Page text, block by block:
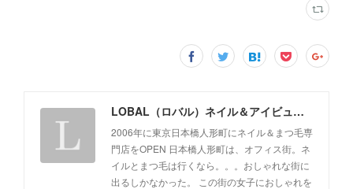
LOBAL（ロバル）ネイル＆アイビューティサロン
2006年に東京日本橋人形町にネイル＆まつ毛専
門店をOPEN 日本橋人形町は、オフィス街。ネ
イルとまつ毛は行くなら。。。おしゃれな街に
出るしかなかった。 この街の女子におしゃれを